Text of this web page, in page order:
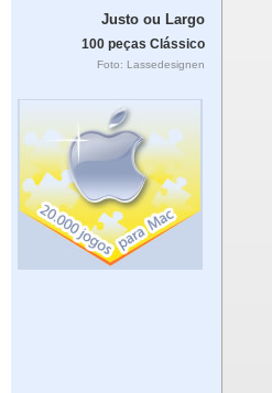
Justo ou Largo
100 peças Clássico
Foto: Lassedesignen